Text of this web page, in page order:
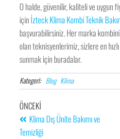
O halde, güvenilir, kaliteli ve uygun
için İzteck Klima Kombi Teknik
başvurabilirsiniz. Her marka
olan teknisyenlerimiz, sizlere en
sunmak için buradalar.
Kategori: Blog Klima
ÖNCEKI
Klima Dış Ünite Bakımı ve
Temizliği